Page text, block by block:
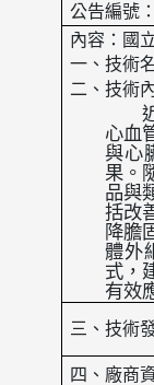
公告編號：
內容：國
一、技術
二、技術
心血
與心
果。
品與
括改
降膽
體外
式，
有效
三、 技術
四、廠商